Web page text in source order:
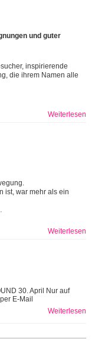
und guter
inspirierende
die ihrem Namen alle
Weiterlesen
ist, war mehr als ein
Weiterlesen
30. April Nur auf
E-Mail
Weiterlesen